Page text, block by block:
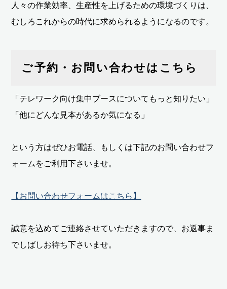
人々の作業効率、生産性を上げるための環境づくりは、
むしろこれからの時代に求められるようになるのです。
ご予約・お問い合わせはこちら
「テレワーク向け集中ブースについてもっと知りたい」
「他にどんな見本があるか気になる」
という方はぜひお電話、もしくは下記のお問い合わせフ
ォームをご利用下さいませ。
【お問い合わせフォームはこちら】
誠意を込めてご連絡させていただきますので、お返事ま
でしばしお待ち下さいませ。